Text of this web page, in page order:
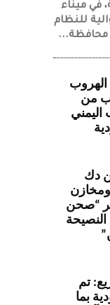
في ميناء
للنظام
محافظة...
الهروب
من
دك
“صحن
تم
بما